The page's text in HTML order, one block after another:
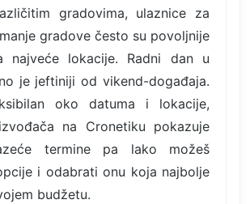
gradovima, ulaznice za
gradove često su povoljnije
najveće lokacije. Radni dan u
je jeftiniji od vikend-događaja.
oko datuma i lokacije,
na Cronetiku pokazuje
termine pa lako možeš
i odabrati onu koja najbolje
budžetu.